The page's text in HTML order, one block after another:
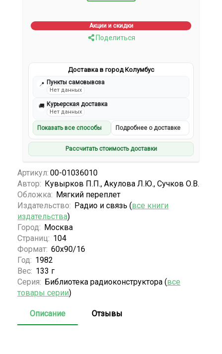
Акции и скидки
Поделиться
Доставка в город Колумбус
📍 Пункты самовывоза
Нет данных
🚚 Курьерская доставка
Нет данных
Показать все способы Подробнее о доставке
Рассчитать стоимость доставки
Артикул: 00-01036010
Автор: Кувырков П.П., Акулова Л.Ю., Сучков О.В.
Обложка: Мягкий переплет
Издательство: Радио и связь (все книги
издательства)
Город: Москва
Страниц: 104
Формат: 60х90/16
Год: 1982
Вес: 133 г
Серия: Библиотека радиоконструктора (все
товары серии)
Описание Отзывы